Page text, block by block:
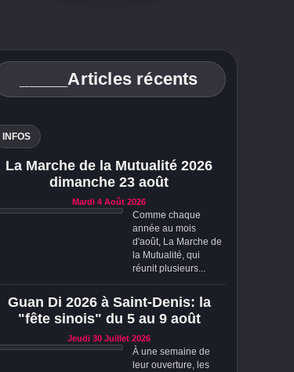
_____Articles récents
INFOS
La Marche de la Mutualité 2026
dimanche 23 août
Mardi 4 Août 2026
Comme chaque
année au mois
d'août, La Marche de
la Mutualité, qui
réunit plusieurs...
Guan Di 2026 à Saint-Denis: la
"fête sinois" du 5 au 9 août
Jeudi 30 Juillet 2026
À une semaine de
leur ouverture, les